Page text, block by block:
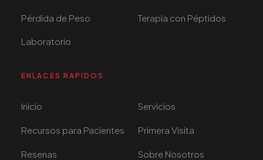
Pérdida de Peso Terapia con Péptidos
Laboratorio
ENLACES RAPIDOS
Inicio Servicios
Recursos para Pacientes Primera Visita
Resenas Sobre Nosotros